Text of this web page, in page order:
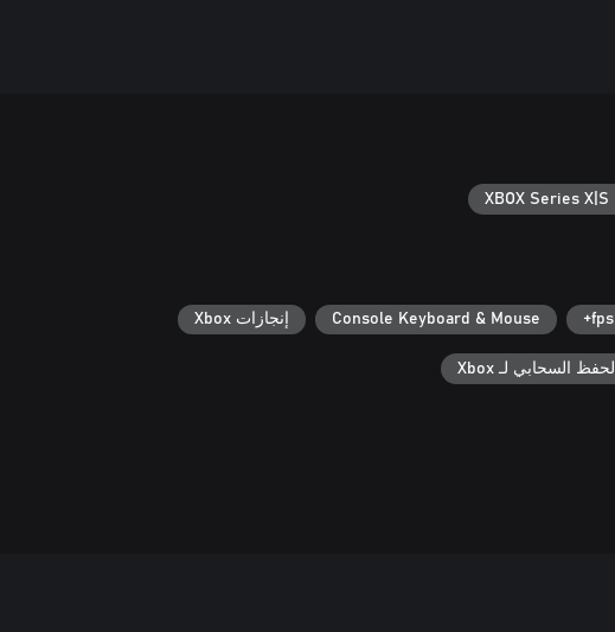
XBOX Series X|S
Console Keyboard & Mouse إنجازات Xbox
الحفظ السحابي لـ Xbox